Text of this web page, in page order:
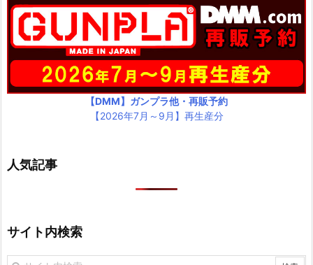
【DMM】ガンプラ他・再販予約
【2026年7月～9月】再生産分
人気記事
サイト内検索